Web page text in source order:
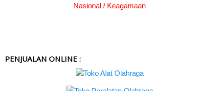
Nasional / Keagamaan
PENJUALAN ONLINE :